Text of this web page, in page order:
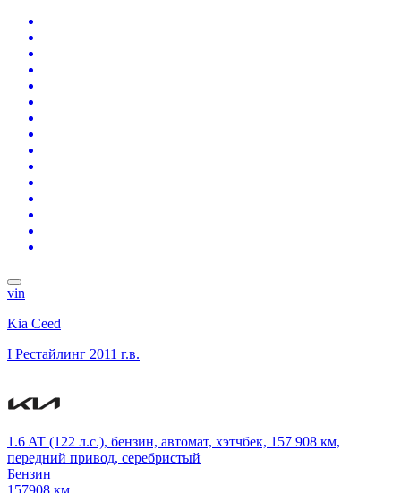
vin
Kia Ceed
I Рестайлинг 2011 г.в.
1.6 AT (122 л.с.), бензин, автомат, хэтчбек, 157 908 км,
передний привод, серебристый
Бензин
157908 км.